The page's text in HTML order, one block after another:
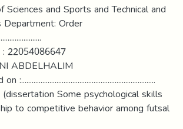
and Sports and Technical and
Order
22054086647
ABDELHALIM
Some psychological skills
to competitive behavior among futsal